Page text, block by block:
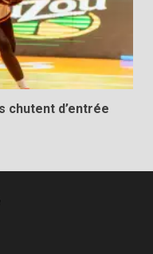
chutent d’entrée